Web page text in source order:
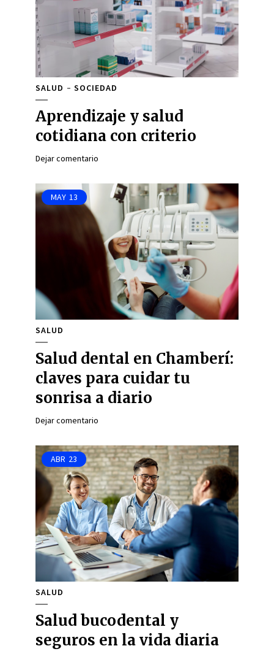
SALUD SOCIEDAD
Aprendizaje y salud
cotidiana con criterio
Dejar comentario
MAY 13
SALUD
Salud dental en Chamberí:
claves para cuidar tu
sonrisa a diario
Dejar comentario
ABR 23
SALUD
Salud bucodental y
seguros en la vida diaria